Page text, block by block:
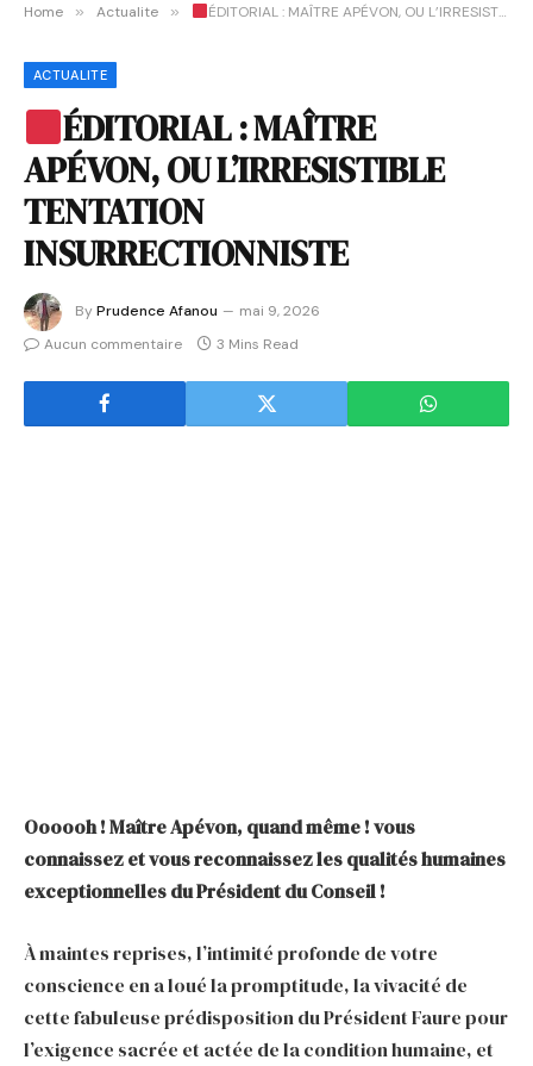
Home » Actualite » ÉDITORIAL : MAÎTRE APÉVON, OU L’IRRESISTIBLE TENTATION INSURRECTIONNISTE
ACTUALITE
ÉDITORIAL : MAÎTRE
APÉVON, OU L’IRRESISTIBLE
TENTATION
INSURRECTIONNISTE
ByPrudence Afanou
mai 9, 2026
Aucun commentaire
3 Mins Read
Oooooh ! Maître Apévon, quand même ! vous
connaissez et vous reconnaissez les qualités humaines
exceptionnelles du Président du Conseil !
À maintes reprises, l’intimité profonde de votre
conscience en a loué la promptitude, la vivacité de
cette fabuleuse prédisposition du Président Faure pour
l’exigence sacrée et actée de la condition humaine, et